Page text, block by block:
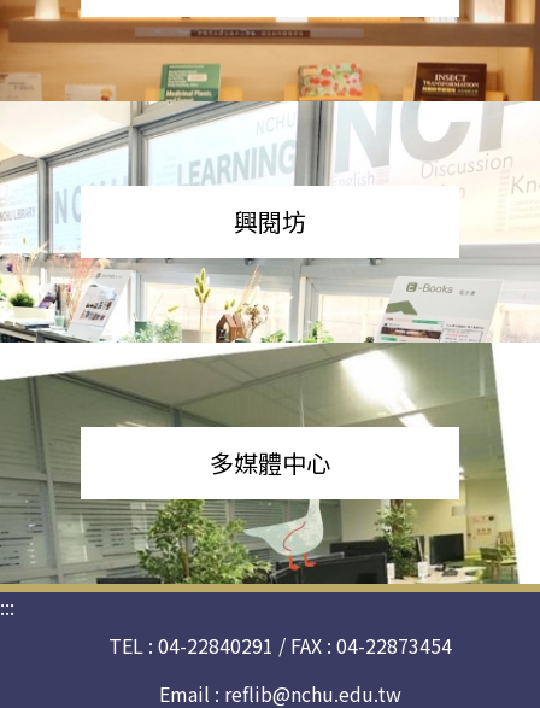
興閱坊
多媒體中心
:::
TEL : 04-22840291 / FAX : 04-22873454
Email : reflib@nchu.edu.tw